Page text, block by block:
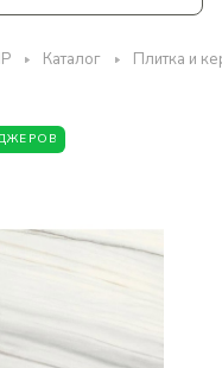
Каталог Плитка и